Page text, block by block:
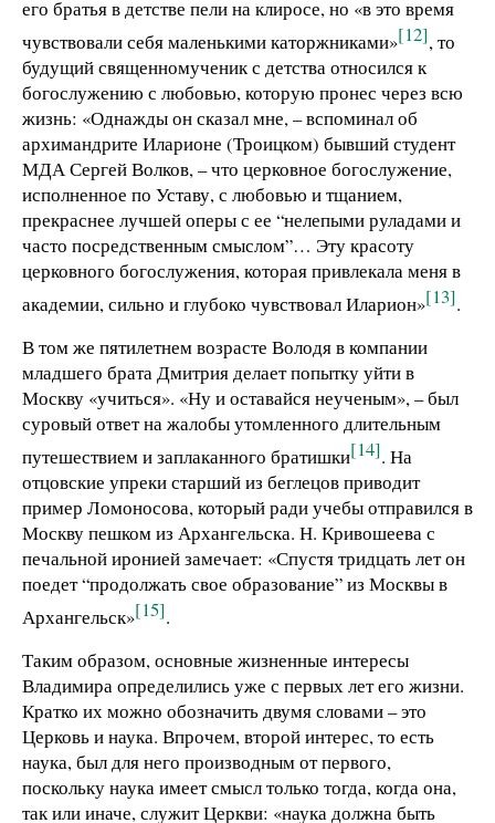
его братья в детстве пели на клиросе, но «в это время
чувствовали себя маленькими каторжниками»[12], то
будущий священномученик с детства относился к
богослужению с любовью, которую пронес через всю
жизнь: «Однажды он сказал мне, – вспоминал об
архимандрите Иларионе (Троицком) бывший студент
МДА Сергей Волков, – что церковное богослужение,
исполненное по Уставу, с любовью и тщанием,
прекраснее лучшей оперы с ее “нелепыми руладами и
часто посредственным смыслом”… Эту красоту
церковного богослужения, которая привлекала меня в
академии, сильно и глубоко чувствовал Иларион»[13].
В том же пятилетнем возрасте Володя в компании
младшего брата Дмитрия делает попытку уйти в
Москву «учиться». «Ну и оставайся неученым», – был
суровый ответ на жалобы утомленного длительным
путешествием и заплаканного братишки[14]. На
отцовские упреки старший из беглецов приводит
пример Ломоносова, который ради учебы отправился в
Москву пешком из Архангельска. Н. Кривошеева с
печальной иронией замечает: «Спустя тридцать лет он
поедет “продолжать свое образование” из Москвы в
Архангельск»[15].
Таким образом, основные жизненные интересы
Владимира определились уже с первых лет его жизни.
Кратко их можно обозначить двумя словами – это
Церковь и наука. Впрочем, второй интерес, то есть
наука, был для него производным от первого,
поскольку наука имеет смысл только тогда, когда она,
так или иначе, служит Церкви: «наука должна быть